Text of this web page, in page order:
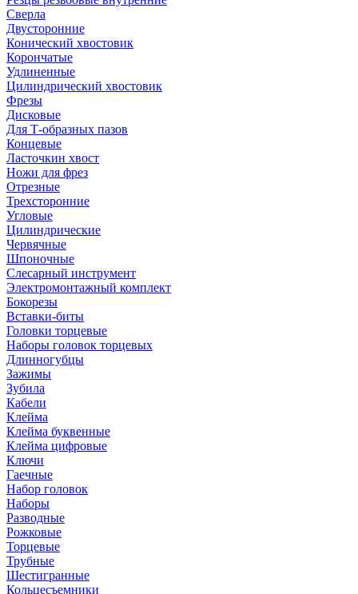
Сверла
Двусторонние
Конический хвостовик
Корончатые
Удлиненные
Цилиндрический хвостовик
Фрезы
Дисковые
Для Т-образных пазов
Концевые
Ласточкин хвост
Ножи для фрез
Отрезные
Трехсторонние
Угловые
Цилиндрические
Червячные
Шпоночные
Слесарный инструмент
Электромонтажный комплект
Бокорезы
Вставки-биты
Головки торцевые
Наборы головок торцевых
Длинногубцы
Зажимы
Зубила
Кабели
Клейма
Клейма буквенные
Клейма цифровые
Ключи
Гаечные
Набор головок
Наборы
Разводные
Рожковые
Торцевые
Трубные
Шестигранные
Кольцесъемники